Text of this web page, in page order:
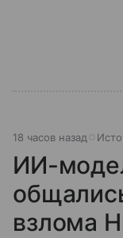
18 часов назад
ИИ-
взлома